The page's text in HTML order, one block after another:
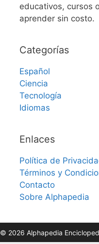
educativos, cursos
aprender sin costo.
Categorías
Español
Ciencia
Tecnología
Idiomas
Enlaces
Política de
Términos y
Contacto
Sobre Alphapedia